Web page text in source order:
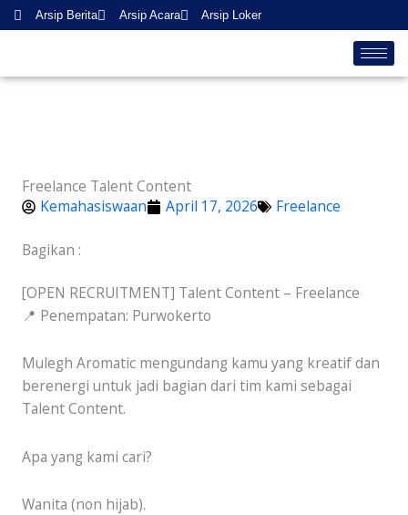
Skip
to
Arsip Berita Arsip Acara Arsip Loker
Freelance Talent Content
Kemahasiswaan
April 17, 2026 Freelance
Bagikan :
[OPEN RECRUITMENT] Talent Content – Freelance
📍 Penempatan: Purwokerto
Mulegh Aromatic mengundang kamu yang kreatif dan
berenergi untuk jadi bagian dari tim kami sebagai
Talent Content.
Apa yang kami cari?
Wanita (non hijab).